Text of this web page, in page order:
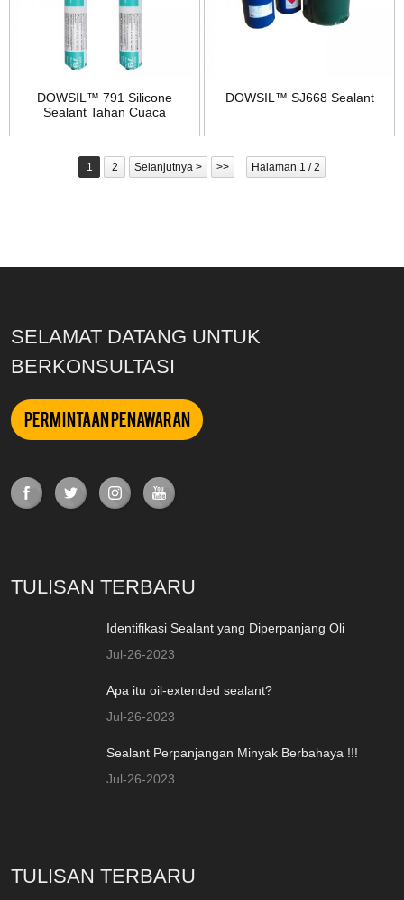
DOWSIL™ 791 Silicone
Sealant Tahan Cuaca
DOWSIL™ SJ668 Sealant
1 2 Selanjutnya > >> Halaman 1 / 2
SELAMAT DATANG UNTUK
BERKONSULTASI
Permintaan Penawaran
TULISAN TERBARU
Identifikasi Sealant yang Diperpanjang Oli
Jul-26-2023
Apa itu oil-extended sealant?
Jul-26-2023
Sealant Perpanjangan Minyak Berbahaya !!!
Jul-26-2023
TULISAN TERBARU